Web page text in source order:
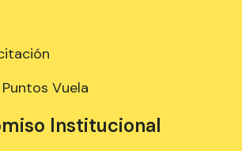
Vuela
Institucional